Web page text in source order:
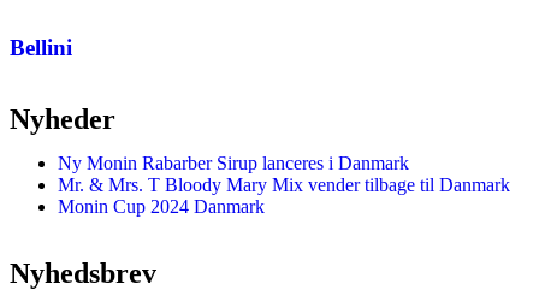
Bellini
Nyheder
Ny Monin Rabarber Sirup lanceres i Danmark
Mr. & Mrs. T Bloody Mary Mix vender tilbage til Danmark
Monin Cup 2024 Danmark
Nyhedsbrev